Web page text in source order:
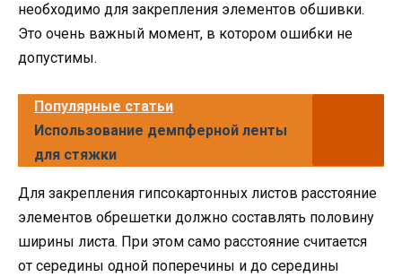
необходимо для закрепления элементов обшивки.
Это очень важный момент, в котором ошибки не
допустимы.
Популярные статьи
Использование демпферной ленты
для стяжки
Для закрепления гипсокартонных листов расстояние
элементов обрешетки должно составлять половину
ширины листа. При этом само расстояние считается
от середины одной поперечины и до середины